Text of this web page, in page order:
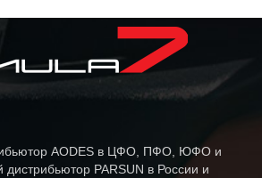
AODES в ЦФО, ПФО, ЮФО и
PARSUN в России и